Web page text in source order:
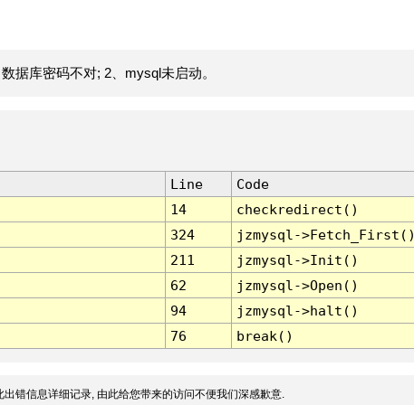
据库密码不对; 2、mysql未启动。
Line
Code
14
checkredirect()
324
jzmysql-
211
jzmysql->Init()
62
jzmysql->Open()
94
jzmysql->halt()
76 break()
错信息详细记录, 由此给您带来的访问不便我们深感歉意.